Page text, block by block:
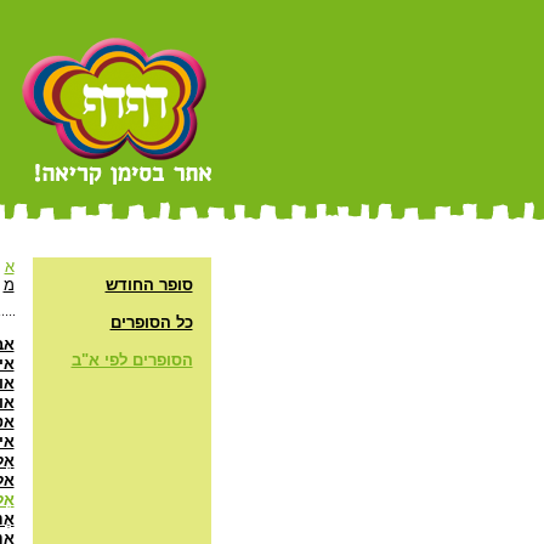
סופר החודש
כל הסופרים
הסופרים לפי א"ב
א
מ